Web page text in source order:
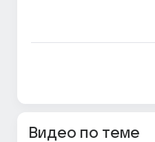
Видео по теме